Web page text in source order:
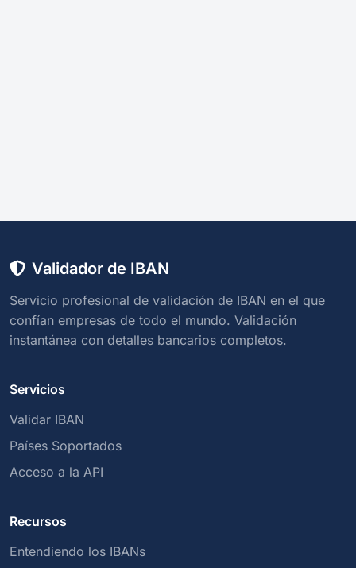
Validador de IBAN
Servicio profesional de validación de IBAN en el que
confían empresas de todo el mundo. Validación
instantánea con detalles bancarios completos.
Servicios
Validar IBAN
Países Soportados
Acceso a la API
Recursos
Entendiendo los IBANs